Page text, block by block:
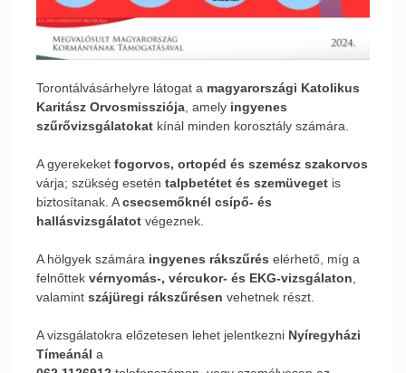
Torontálvásárhelyre látogat a magyarországi Katolikus
Karitász Orvosmissziója , amely ingyenes
szűrővizsgálatokat kínál minden korosztály számára.
A gyerekeket fogorvos, ortopéd és szemész szakorvos
várja; szükség esetén talpbetétet és szemüveget is
biztosítanak. Acsecsemőknél csípő- és
hallásvizsgálatot végeznek.
A hölgyek számára ingyenes rákszűrés elérhető, míg a
felnőttek vérnyomás-, vércukor- és EKG-vizsgálaton
valamint szájüregi rákszűrésen vehetnek részt.
A vizsgálatokra előzetesen lehet jelentkezni Nyíregyházi
Tímeánál a